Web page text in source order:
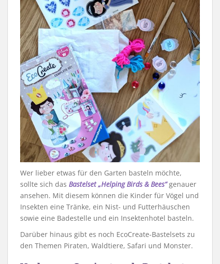
Wer lieber etwas für den Garten basteln möchte,
sollte sich das Bastelset „Helping Birds & Bees“genauer
ansehen. Mit diesem können die Kinder für Vögel und
Insekten eine Tränke, ein Nist- und Futterhäuschen
sowie eine Badestelle und ein Insektenhotel basteln.
Darüber hinaus gibt es noch EcoCreate-Bastelsets zu
den Themen Piraten, Waldtiere, Safari und Monster.